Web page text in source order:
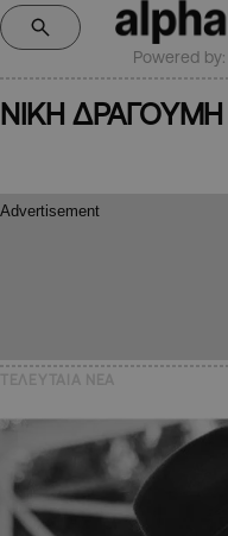
Powered by:
ΝΙΚΗ ΔΡΑΓΟΥΜΗ